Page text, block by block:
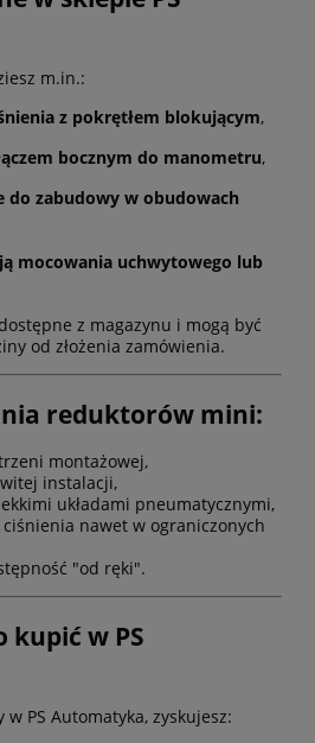
m.in.:
z pokrętłem blokującym,
bocznym do manometru,
do zabudowy w obudowach
mocowania uchwytowego lub
z magazynu i mogą być
od złożenia zamówienia.
reduktorów mini:
montażowej,
instalacji,
układami pneumatycznymi,
nawet w ograniczonych
"od ręki".
kupić w PS
PS Automatyka, zyskujesz: